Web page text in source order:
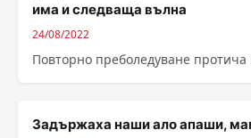
има и следваща вълна
24/08/2022
Повторно преболедуване протича
Задържаха наши ало апаши,